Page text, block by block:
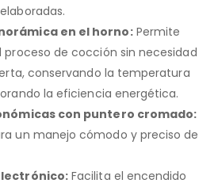
en el horno: Permite
de cocción sin necesidad
conservando la temperatura
la eficiencia energética.
con puntero cromado:
un manejo cómodo y preciso de
Facilita el encendido